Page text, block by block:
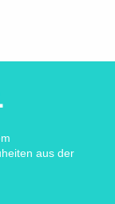
aus der